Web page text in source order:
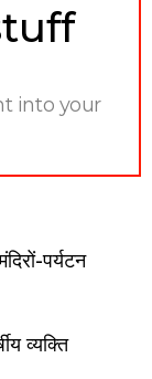
into your
पर्यटन
व्यक्ति